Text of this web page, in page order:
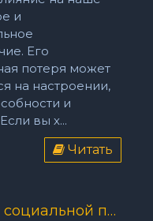
и
Его
потеря может
на настроении,
и
вы х...
Читать
Актуальные проблемы социальной педиатрии - Валерий Альбицкий